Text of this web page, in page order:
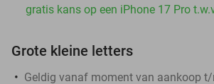
gratis kans op een iPhone 17 Pro
Grote kleine letters
Geldig vanaf moment van aankoop